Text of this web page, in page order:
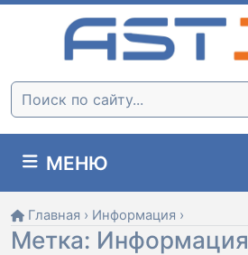
Skip
Поиск:
МЕНЮ
Главная › Информация ›
Метка: Информация